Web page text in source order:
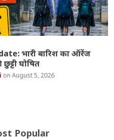
भारी बारिश का ऑरेंज
घोषित
August 5, 2026
Popular